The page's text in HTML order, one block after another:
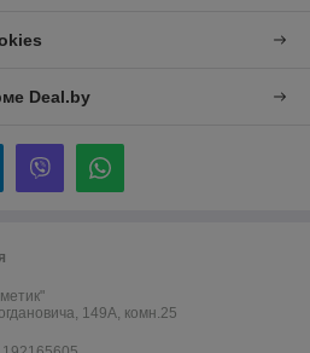
Deal.by
149А, комн.25